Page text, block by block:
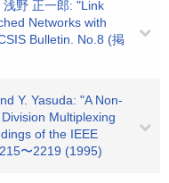
野 正一郎: "Link
Networks with
Bulletin. No.8 (掲
Y. Yasuda: "A Non-
Multiplexing
of the IEEE
〜2219 (1995)